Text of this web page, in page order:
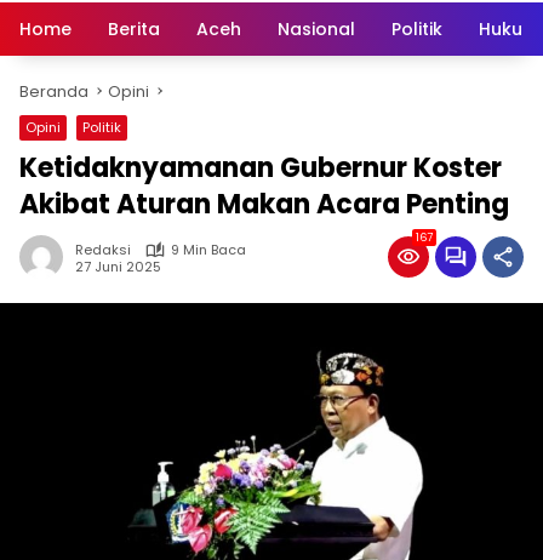
Home Berita Aceh Nasional Politik
Beranda Opini
Opini Politik
Ketidaknyamanan Gubernur Koster
Akibat Aturan Makan Acara Penting
Redaksi
9 Min Baca
27 Juni 2025
167